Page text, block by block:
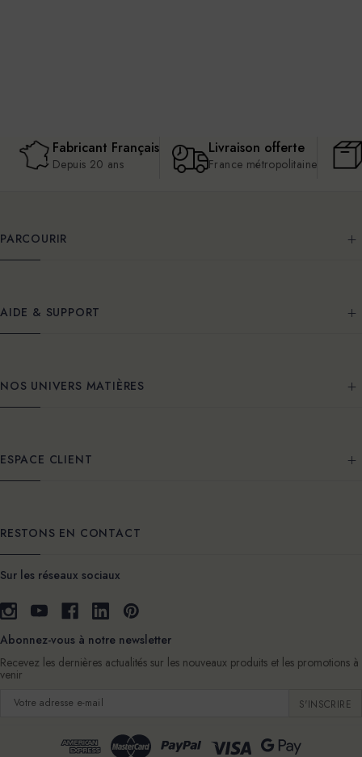
Fabricant Français
Depuis 20 ans
Livraison offerte
France métropolitaine
PARCOURIR
AIDE & SUPPORT
NOS UNIVERS MATIÈRES
ESPACE CLIENT
RESTONS EN CONTACT
Sur les réseaux sociaux
Abonnez-vous à notre newsletter
Recevez les dernières actualités sur les nouveaux produits et les promotions à
venir
Adresse